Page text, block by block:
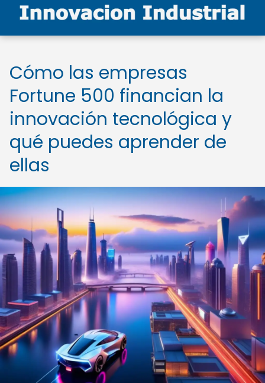
Cómo las empresas
Fortune 500 financian la
innovación tecnológica y
qué puedes aprender de
ellas